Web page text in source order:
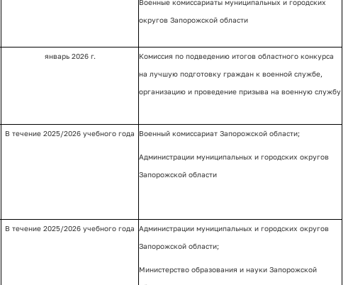
Военные комиссариаты муниципальных и городских
округов Запорожской области
январь 2026 г. Комиссия по подведению итогов областного конкурса
на лучшую подготовку граждан к военной службе,
организацию и проведение призыва на военную службу
В течение 2025/2026 учебного года Военный комиссариат Запорожской области;
Администрации муниципальных и городских округов
Запорожской области
В течение 2025/2026 учебного года Администрации муниципальных и городских округов
Запорожской области;
Министерство образования и науки Запорожской